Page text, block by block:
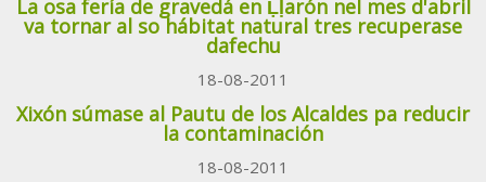
La osa fería de gravedá en Ḷḷarón nel mes d'abril
va tornar al so hábitat natural tres recuperase
dafechu
18-08-2011
Xixón súmase al Pautu de los Alcaldes pa reducir
la contaminación
18-08-2011